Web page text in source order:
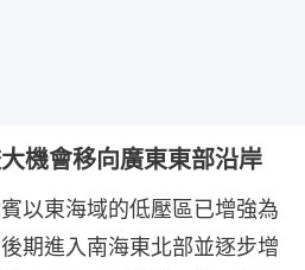
機會移向廣東東部沿岸
以東海域的低壓區已增強為
期進入南海東北部並逐步增